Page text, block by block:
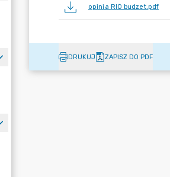
opinia RIO budzet.pdf
DRUKUJ ZAPISZ DO PDF